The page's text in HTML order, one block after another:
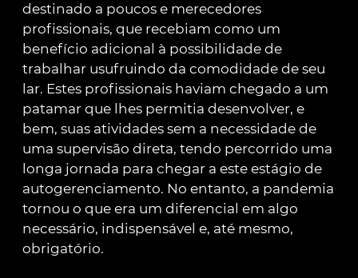
destinado a poucos e merecedores
profissionais, que recebiam como um
benefício adicional à possibilidade de
trabalhar usufruindo da comodidade de seu
lar. Estes profissionais haviam chegado a um
patamar que lhes permitia desenvolver, e
bem, suas atividades sem a necessidade de
uma supervisão direta, tendo percorrido uma
longa jornada para chegar a este estágio de
autogerenciamento. No entanto, a pandemia
tornou o que era um diferencial em algo
necessário, indispensável e, até mesmo,
obrigatório.